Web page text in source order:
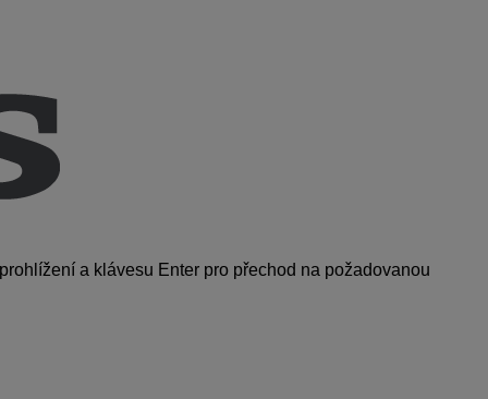
a klávesu Enter pro přechod na požadovanou